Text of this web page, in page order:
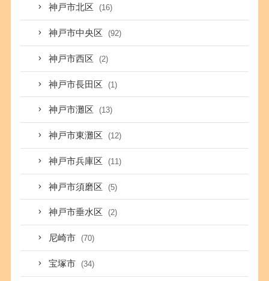
神戸市北区 (16)
神戸市中央区 (92)
神戸市西区 (2)
神戸市長田区 (1)
神戸市灘区 (13)
神戸市東灘区 (12)
神戸市兵庫区 (11)
神戸市須磨区 (5)
神戸市垂水区 (2)
尼崎市 (70)
宝塚市 (34)